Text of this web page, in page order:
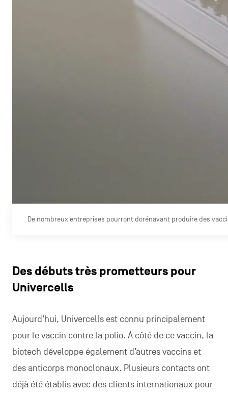
De nombreux entreprises pourront dorénavant produire des
Des débuts très prometteurs pour
Univercells
Aujourd’hui, Univercells est connu principalement
pour le vaccin contre la polio. À côté de ce vaccin, la
biotech développe également d’autres vaccins et
des anticorps monoclonaux. Plusieurs contacts ont
déjà été établis avec des clients internationaux pour